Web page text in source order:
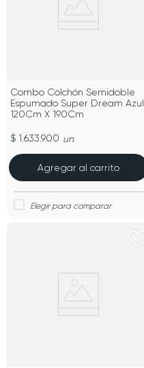
Combo Colchón Semidoble
Espumado Super Dream Azul
120Cm X 190Cm
$ 1.633.900 un
Agregar al carrito